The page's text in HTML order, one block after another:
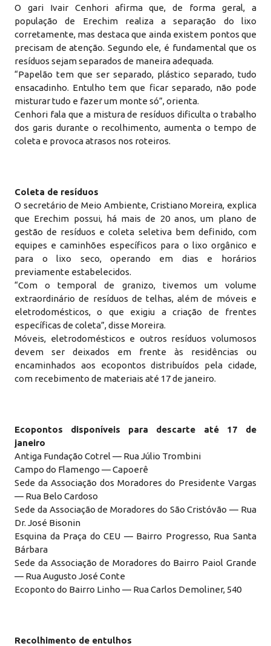
O gari Ivair Cenhori afirma que, de forma geral, a
população de Erechim realiza a separação do lixo
corretamente, mas destaca que ainda existem pontos que
precisam de atenção. Segundo ele, é fundamental que os
resíduos sejam separados de maneira adequada.
“Papelão tem que ser separado, plástico separado, tudo
ensacadinho. Entulho tem que ficar separado, não pode
misturar tudo e fazer um monte só”, orienta.
Cenhori fala que a mistura de resíduos dificulta o trabalho
dos garis durante o recolhimento, aumenta o tempo de
coleta e provoca atrasos nos roteiros.
Coleta de resíduos
O secretário de Meio Ambiente, Cristiano Moreira, explica
que Erechim possui, há mais de 20 anos, um plano de
gestão de resíduos e coleta seletiva bem definido, com
equipes e caminhões específicos para o lixo orgânico e
para o lixo seco, operando em dias e horários
previamente estabelecidos.
“Com o temporal de granizo, tivemos um volume
extraordinário de resíduos de telhas, além de móveis e
eletrodomésticos, o que exigiu a criação de frentes
específicas de coleta”, disse Moreira.
Móveis, eletrodomésticos e outros resíduos volumosos
devem ser deixados em frente às residências ou
encaminhados aos ecopontos distribuídos pela cidade,
com recebimento de materiais até 17 de janeiro.
Ecopontos disponíveis para descarte até 17 de
janeiro
Antiga Fundação Cotrel — Rua Júlio Trombini
Campo do Flamengo — Capoerê
Sede da Associação dos Moradores do Presidente Vargas
— Rua Belo Cardoso
Sede da Associação de Moradores do São Cristóvão — Rua
Dr. José Bisonin
Esquina da Praça do CEU — Bairro Progresso, Rua Santa
Bárbara
Sede da Associação de Moradores do Bairro Paiol Grande
— Rua Augusto José Conte
Ecoponto do Bairro Linho — Rua Carlos Demoliner, 540
Recolhimento de entulhos